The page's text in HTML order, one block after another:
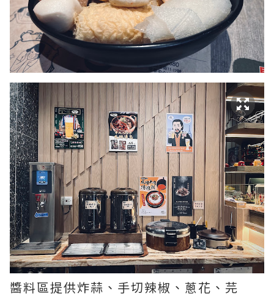
醬料區提供炸蒜、手切辣椒、蔥花、芫